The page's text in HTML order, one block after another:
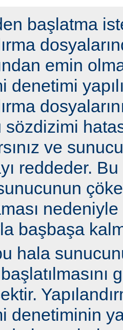
başlatma
emin
denetimi
sözdizimi
ve
reddeder.
başbaşa
hala
denetiminin